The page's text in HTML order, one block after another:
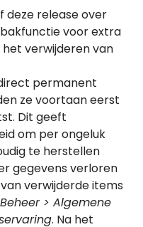
deze release over
voor extra
verwijderen van
permanent
ze voortaan eerst
Dit geeft
om per ongeluk
te herstellen
gegevens verloren
verwijderde items
Beheer > Algemene
. Na het